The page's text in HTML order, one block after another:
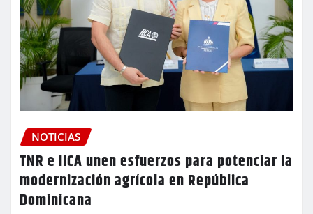
NOTICIAS
TNR e IICA unen esfuerzos para potenciar la
modernización agrícola en República
Dominicana